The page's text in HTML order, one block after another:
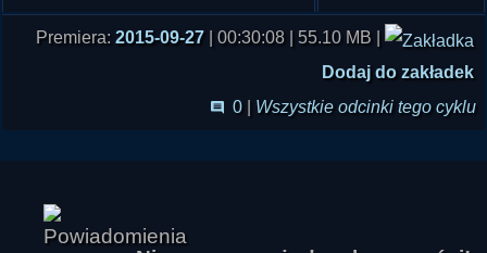
Piotr Cielebiaś, infra.org.pl/">Portal Infra i
Marek Sęk "Ivellios",
Piotr Cielebiaś "Prawdziwe UFO" (wkrótce w
księgarniach)
Premiera: 2015-09-27 | 00:30:08 | 55.10 MB |
Dodaj do zakładek
0
Wszystkie odcinki tego cyklu